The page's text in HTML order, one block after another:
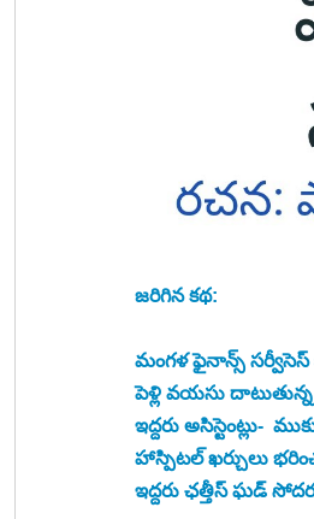
జరిగిన కథ:
మంగళ ఫైనాన్స్
పెళ్లి వయసు
ఇద్దరు అసిస్టెంట్లు-
హాస్పిటల్ ఖర్చులు
ఇద్దరు ఛత్తీస్ ఘడ్